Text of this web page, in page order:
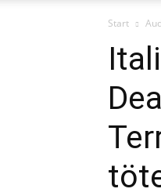
Start